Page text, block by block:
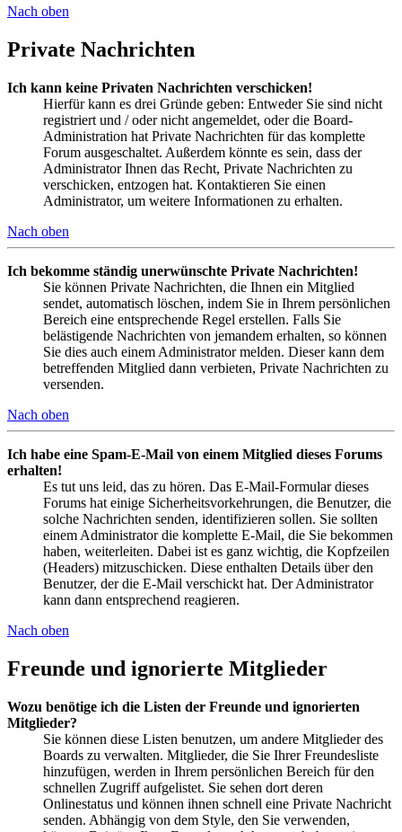
Nach oben
Private Nachrichten
Ich kann keine Privaten Nachrichten verschicken!
Hierfür kann es drei Gründe geben: Entweder Sie sind nicht
registriert und / oder nicht angemeldet, oder die Board-
Administration hat Private Nachrichten für das komplette
Forum ausgeschaltet. Außerdem könnte es sein, dass der
Administrator Ihnen das Recht, Private Nachrichten zu
verschicken, entzogen hat. Kontaktieren Sie einen
Administrator, um weitere Informationen zu erhalten.
Nach oben
Ich bekomme ständig unerwünschte Private Nachrichten!
Sie können Private Nachrichten, die Ihnen ein Mitglied
sendet, automatisch löschen, indem Sie in Ihrem persönlichen
Bereich eine entsprechende Regel erstellen. Falls Sie
belästigende Nachrichten von jemandem erhalten, so können
Sie dies auch einem Administrator melden. Dieser kann dem
betreffenden Mitglied dann verbieten, Private Nachrichten zu
versenden.
Nach oben
Ich habe eine Spam-E-Mail von einem Mitglied dieses Forums
erhalten!
Es tut uns leid, das zu hören. Das E-Mail-Formular dieses
Forums hat einige Sicherheitsvorkehrungen, die Benutzer, die
solche Nachrichten senden, identifizieren sollen. Sie sollten
einem Administrator die komplette E-Mail, die Sie bekommen
haben, weiterleiten. Dabei ist es ganz wichtig, die Kopfzeilen
(Headers) mitzuschicken. Diese enthalten Details über den
Benutzer, der die E-Mail verschickt hat. Der Administrator
kann dann entsprechend reagieren.
Nach oben
Freunde und ignorierte Mitglieder
Wozu benötige ich die Listen der Freunde und ignorierten
Mitglieder?
Sie können diese Listen benutzen, um andere Mitglieder des
Boards zu verwalten. Mitglieder, die Sie Ihrer Freundesliste
hinzufügen, werden in Ihrem persönlichen Bereich für den
schnellen Zugriff aufgelistet. Sie sehen dort deren
Onlinestatus und können ihnen schnell eine Private Nachricht
senden. Abhängig von dem Style, den Sie verwenden,